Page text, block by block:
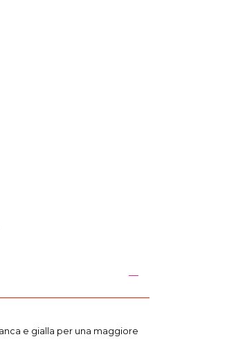
e gialla per una maggiore